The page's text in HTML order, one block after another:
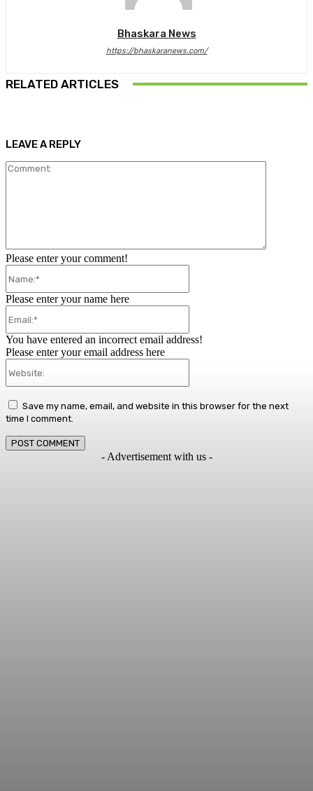
Bhaskara News
https://bhaskaranews.com/
RELATED ARTICLES
LEAVE A REPLY
Please enter your comment!
Please enter your name here
You have entered an incorrect email address!
Please enter your email address here
Save my name, email, and website in this browser for the next
time I comment.
- Advertisement with us -